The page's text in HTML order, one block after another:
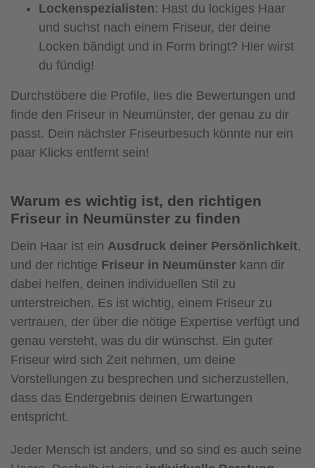
Lockenspezialisten: Hast du lockiges Haar
und suchst nach einem Friseur, der deine
Locken bändigt und in Form bringt? Hier wirst
du fündig!
Durchstöbere die Profile, lies die Bewertungen und
finde den Friseur in Neumünster, der genau zu dir
passt. Dein nächster Friseurbesuch könnte nur ein
paar Klicks entfernt sein!
Warum es wichtig ist, den richtigen
Friseur in Neumünster zu finden
Dein Haar ist ein Ausdruck deiner Persönlichkeit,
und der richtige Friseur in Neumünster kann dir
dabei helfen, deinen individuellen Stil zu
unterstreichen. Es ist wichtig, einem Friseur zu
vertrauen, der über die nötige Expertise verfügt und
genau versteht, was du dir wünschst. Ein guter
Friseur wird sich Zeit nehmen, um deine
Vorstellungen zu besprechen und sicherzustellen,
dass das Endergebnis deinen Erwartungen
entspricht.
Jeder Mensch ist anders, und so sind es auch seine